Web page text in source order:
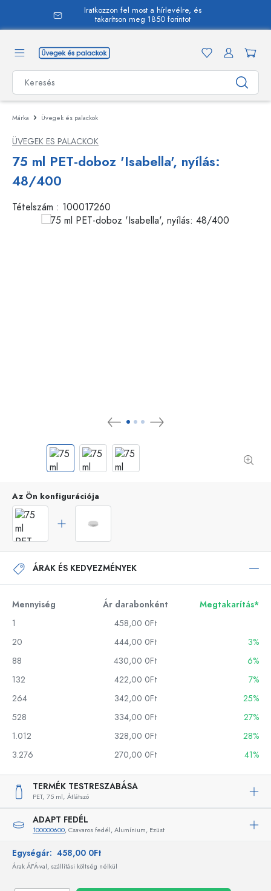
Iratkozzon fel most a hírlevélre, és
takarítson meg 1850 forintot
Márka Üvegek és palackok
ÜVEGEK ES PALACKOK
75 ml PET-doboz 'Isabella', nyílás:
48/400
Tételszám : 100017260
Az Ön konfigurációja
ÁRAK ÉS KEDVEZMÉNYEK
Mennyiség Ár darabonként
Megtakarítás*
1
458,00 0Ft
20
444,00 0Ft
3%
88
430,00 0Ft
6%
132
422,00 0Ft
7%
264
342,00 0Ft
25%
528
334,00 0Ft
27%
1.012
328,00 0Ft
28%
3.276
270,00 0Ft 41%
TERMÉK TESTRESZABÁSA
PET, 75 ml, Átlátszó
ADAPT FEDÉL
100000600, Csavaros fedél, Alumínium, Ezüst
Egységár: 458,00 0Ft
Árak ÁFÁ-val, szállítási költség nélkül